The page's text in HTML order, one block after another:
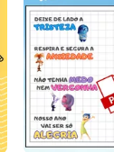
crianças.